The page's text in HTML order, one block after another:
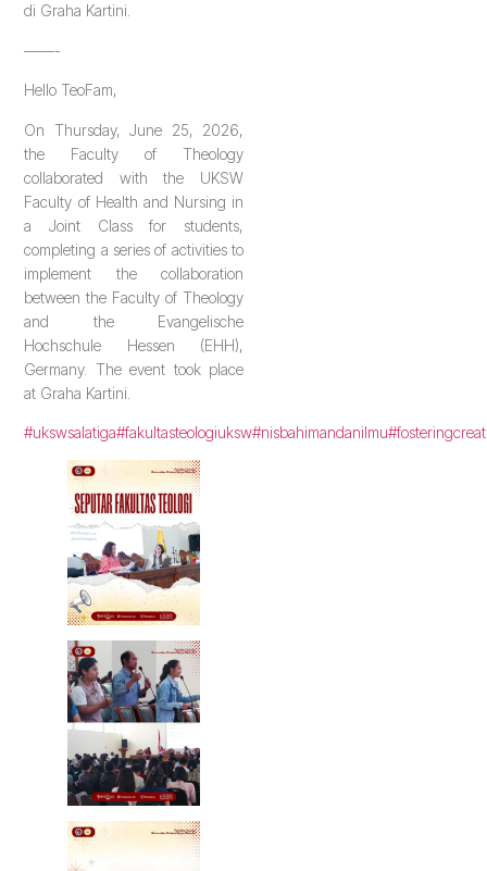
di Graha Kartini.
——-
Hello TeoFam,
On Thursday, June 25, 2026,
the Faculty of Theology
collaborated with the UKSW
Faculty of Health and Nursing in
a Joint Class for students,
completing a series of activities to
implement the collaboration
between the Faculty of Theology
and the Evangelische
Hochschule Hessen (EHH),
Germany. The event took place
at Graha Kartini.
#ukswsalatiga#fakultasteologiuksw#nisbahimandanilmu